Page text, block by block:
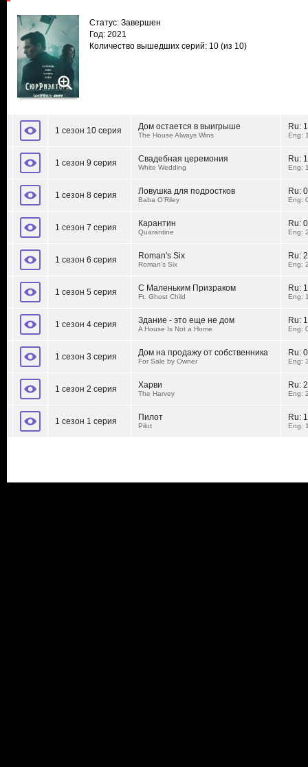
Статус: Завершен
Год: 2021
Количество вышедших серий: 10 (из 10)
1 сезон 10 серия Дом остается в выигрыше
The House Always Wins
Ru:
Eng:
1 сезон 9 серия Свадебная церемония
White Wedding
Ru:
Eng:
1 сезон 8 серия Ловушка для подростков
Baba O'Riley
Ru:
Eng:
1 сезон 7 серия Карантин
Quarantine
Ru:
Eng:
1 сезон 6 серия Roman's Six
Roman's Six
Ru:
Eng:
1 сезон 5 серия C Маленьким Призраком
Ft. Ghost Child
Ru:
Eng:
1 сезон 4 серия Здание - это еще не дом
A House Is Not a Home
Ru:
Eng:
1 сезон 3 серия Дом на продажу от собственника
For Sale by Owner
Ru:
Eng:
1 сезон 2 серия Харви
The Harvey
Ru:
Eng:
1 сезон 1 серия Пилот
Pilot
Ru:
Eng: